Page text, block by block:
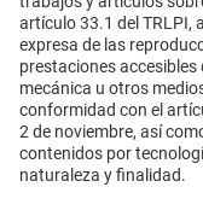
artículo 33.1 del TRLPI,
expresa de las
prestaciones accesibles
mecánica u otros
conformidad con el
2 de noviembre, así
contenidos por
naturaleza y finalidad.